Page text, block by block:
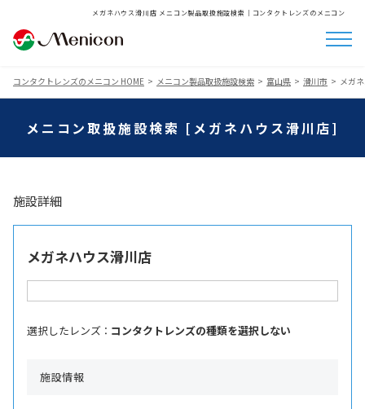
メガネハウス滑川店 メニコン製品取扱施設検索│コンタクトレンズのメニコン
コンタクトレンズのメニコン HOME メニコン製品取扱施設検索 富山県 滑川市 メガ
メニコン取扱施設検索 [メガネハウス滑川店]
施設詳細
メガネハウス滑川店
選択したレンズ ： コンタクトレンズの種類を選択しない
施設情報